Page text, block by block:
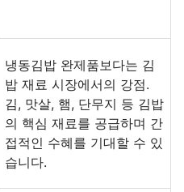
냉동김밥 완제품보다는 김
밥 재료 시장에서의 강점.
김, 맛살, 햄, 단무지 등 김밥
의 핵심 재료를 공급하며 간
접적인 수혜를 기대할 수 있
습니다.